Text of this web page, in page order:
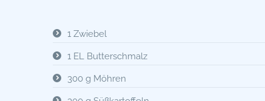
1 Zwiebel
1 EL Butterschmalz
300 g Möhren